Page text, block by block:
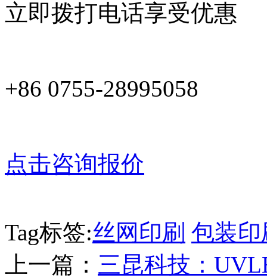
立即拨打电话享受优惠
+86 0755-28995058
点击咨询报价
Tag标签:丝网印刷 包装印
上一篇： 三昆科技：